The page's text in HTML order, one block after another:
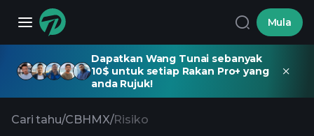
Mula
Dapatkan Wang Tunai sebanyak
10$ untuk setiap Rakan Pro+ yang
anda Rujuk!
Cari tahu/CBHMX/Risiko